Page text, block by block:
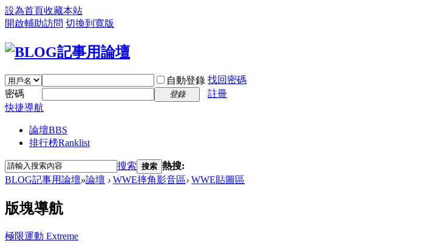
設為首頁收藏本站
開啟輔助訪問 切換到寬版
自動登錄 找回密碼
密碼
登錄
註冊
快捷導航
論壇BBS
排行榜Ranklist
搜索 搜索 熱搜:
BLOG記事用論壇»論壇 › WWE摔角影音區› WWE貼圖區
版塊導航
極限運動 Extreme